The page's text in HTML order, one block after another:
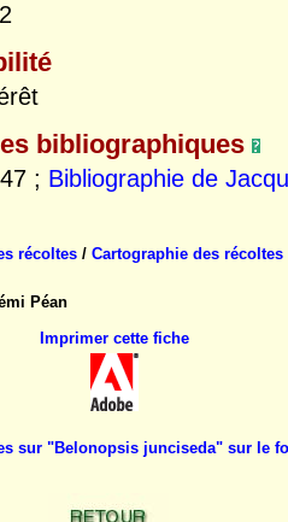
bibliographiques
; Bibliographie de
récoltes /Cartographie des récoltes
Péan
Imprimer cette fiche
sur "Belonopsis junciseda" sur le